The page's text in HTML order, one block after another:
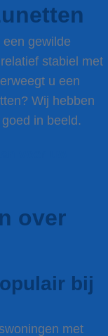
gewilde
stabiel met
u een
Wij hebben
in beeld.
over
bij
met